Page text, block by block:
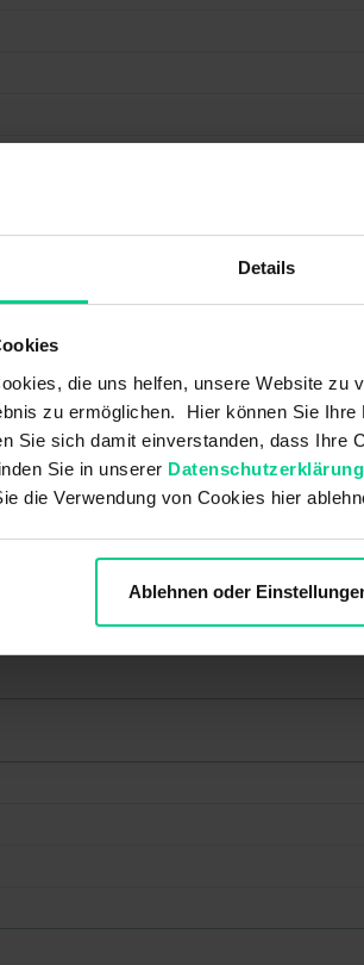
Details
die uns helfen, unsere Website zu
zu ermöglichen. Hier können Sie
Sie sich damit einverstanden, dass Ihre
Sie in unserer Datenschutzerklärung
die Verwendung von Cookies hier
Ablehnen oder